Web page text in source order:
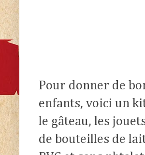
Pour donner de
enfants, voici un
le gâteau, les
de bouteilles de